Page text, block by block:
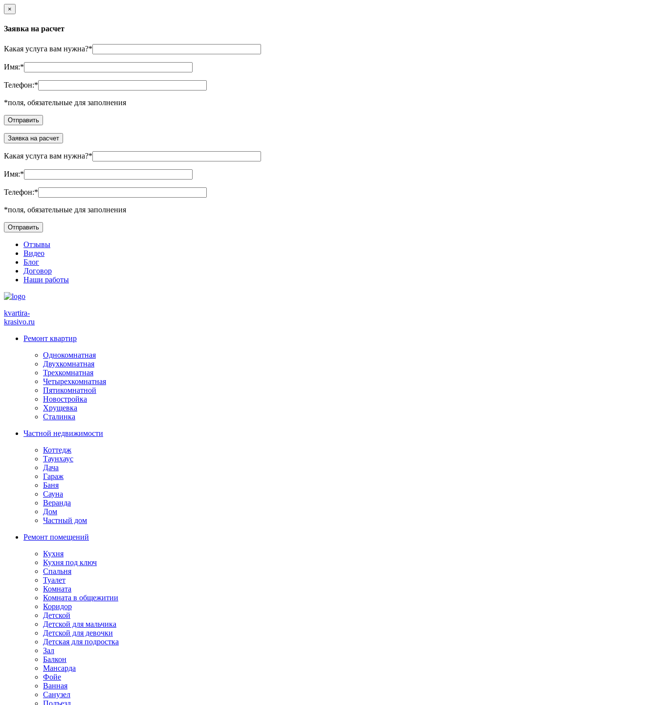
×
Заявка на расчет
Какая услуга вам нужна?*
Имя:*
Телефон:*
*поля, обязательные для заполнения
Заявка на расчет
Какая услуга вам нужна?*
Имя:*
Телефон:*
*поля, обязательные для заполнения
Отзывы
Видео
Блог
Договор
Наши работы
kvartira-
krasivo.ru
Ремонт квартир
Однокомнатная
Двухкомнатная
Трехкомнатная
Четырехкомнатная
Пятикомнатной
Новостройка
Хрущевка
Сталинка
Частной недвижимости
Коттедж
Таунхаус
Дача
Гараж
Баня
Сауна
Веранда
Дом
Частный дом
Ремонт помещений
Кухня
Кухня под ключ
Спальня
Туалет
Комната
Комната в общежитии
Коридор
Детской
Детской для мальчика
Детской для девочки
Детская для подростка
Зал
Балкон
Мансарда
Фойе
Ванная
Санузел
Подъезд